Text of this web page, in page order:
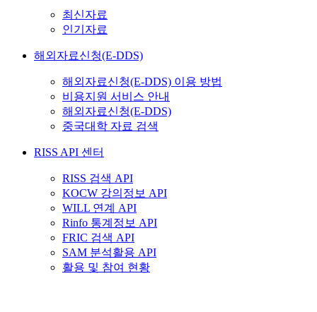
최신자료
인기자료
해외자료신청(E-DDS)
해외자료신청(E-DDS) 이용 방법
비용지원 서비스 안내
해외자료신청(E-DDS)
중국대학 자료 검색
RISS API 센터
RISS 검색 API
KOCW 강의정보 API
WILL 연계 API
Rinfo 통계정보 API
FRIC 검색 API
SAM 분석활용 API
활용 및 참여 현황